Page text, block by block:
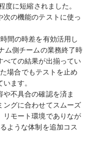
に短縮されました。
の機能のテストに使っ
間の時差を有効活用し
ム側チームの業務終了時
べての結果が出揃ってい
場合でもテストを止め
ます。
不具合の確認を済ま
ングに合わせてスムーズ
リモート環境でありなが
ような体制を追加コス